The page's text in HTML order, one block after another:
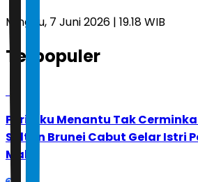
Minggu, 7 Juni 2026 | 19.18 WIB
Terpopuler
Perilaku Menantu Tak
Sultan Brunei Cabut Gelar Istri
Malik